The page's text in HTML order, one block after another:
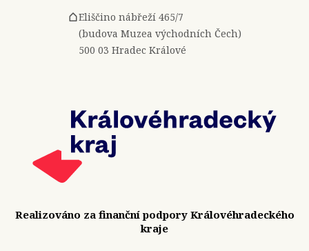
Eliščino nábřeží 465/7
(budova Muzea východních Čech)
500 03 Hradec Králové
Realizováno za finanční podpory Královéhradeckého
kraje